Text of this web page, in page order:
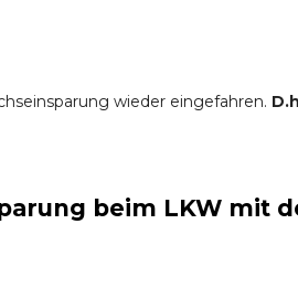
wieder eingefahren.
beim LKW mit